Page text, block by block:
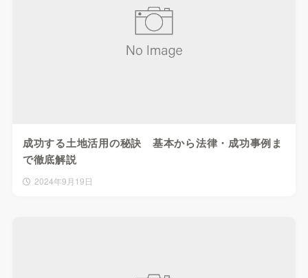
成功する土地活用の秘訣 基本から法律・成功事例ま
で徹底解説
2024年9月19日